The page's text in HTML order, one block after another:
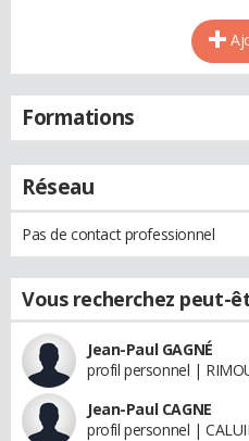
Formations
Réseau
Pas de contact professionnel
Vous recherchez peut-
Jean-Paul GAGNÉ
profil personnel |
Jean-Paul CAGNE
profil personnel |